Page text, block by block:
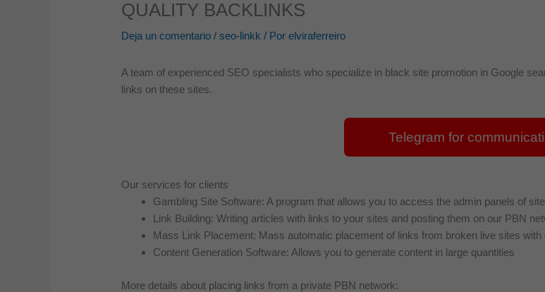
QUALITY BACKLINKS
Deja un comentario /seo-linkk / Porelviraferreiro
A team of experienced SEO specialists who specialize in black site promotion in Google
links on these sites.
Telegram for
Our services for clients
Gambling Site Software: A program that allows you to access the admin panels of
Link Building: Writing articles with links to your sites and posting them on our PBN
Mass Link Placement: Mass automatic placement of links from broken live sites with
Content Generation Software: Allows you to generate content in large quantities
More details about placing links from a private PBN network: